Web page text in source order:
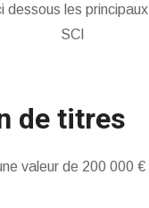
dessous les
SCI
de titres
valeur de 200 000